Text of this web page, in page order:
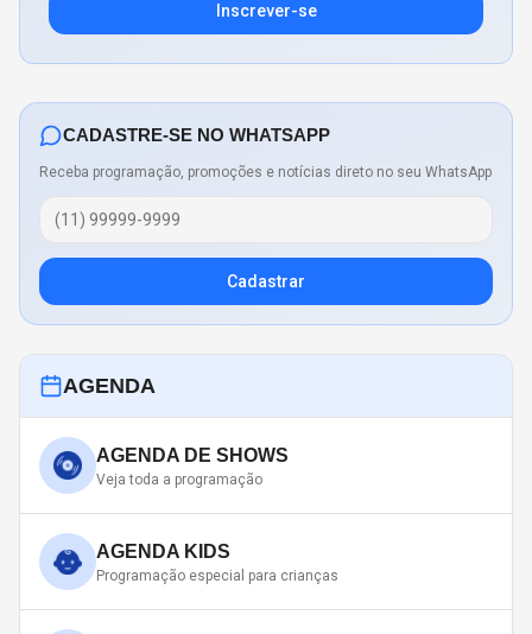
Inscrever-se
CADASTRE-SE NO WHATSAPP
Receba programação, promoções e notícias direto no seu WhatsApp
Cadastrar
AGENDA
AGENDA DE SHOWS
Veja toda a programação
AGENDA KIDS
Programação especial para crianças